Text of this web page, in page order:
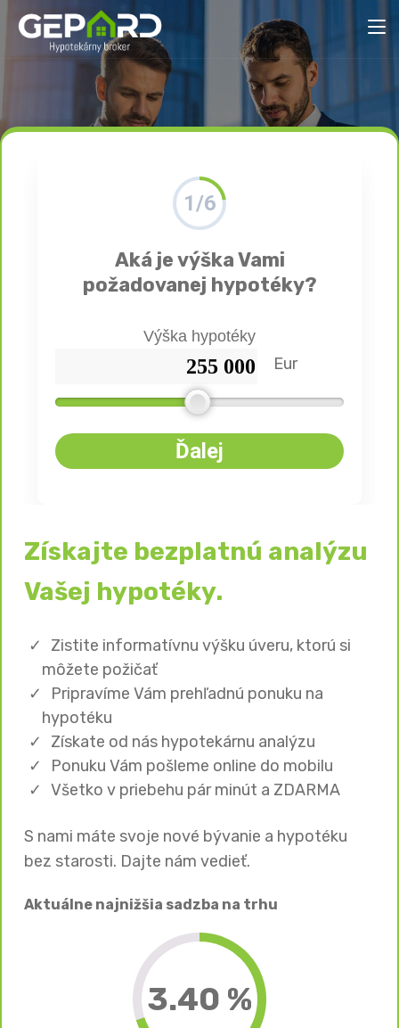
1/6
Aká je výška Vami
požadovanej hypotéky?
Výška hypotéky
Eur
Ďalej
Získajte bezplatnú analýzu
Vašej hypotéky.
Zistite informatívnu výšku úveru, ktorú si
môžete požičať
Pripravíme Vám prehľadnú ponuku na
hypotéku
Získate od nás hypotekárnu analýzu
Ponuku Vám pošleme online do mobilu
Všetko v priebehu pár minút a ZDARMA
S nami máte svoje nové bývanie a hypotéku
bez starosti. Dajte nám vedieť.
Aktuálne najnižšia sadzba na trhu
3.40 %